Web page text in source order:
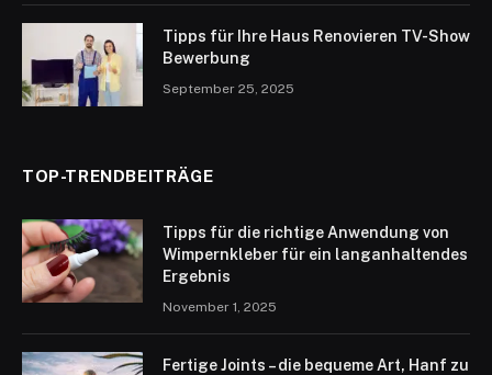
Tipps für Ihre Haus Renovieren TV-Show
Bewerbung
September 25, 2025
TOP-TRENDBEITRÄGE
Tipps für die richtige Anwendung von
Wimpernkleber für ein langanhaltendes
Ergebnis
November 1, 2025
Fertige Joints – die bequeme Art, Hanf zu